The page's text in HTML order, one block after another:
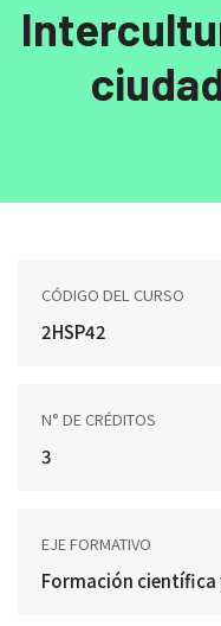
CÓDIGO DEL CURSO
2HSP42
N° DE CRÉDITOS
3
EJE FORMATIVO
Formación científica